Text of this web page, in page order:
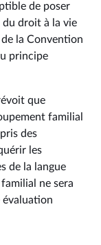
de poser
droit à la vie
la Convention
principe
que
familial
des
les
de la langue
ne sera
évaluation